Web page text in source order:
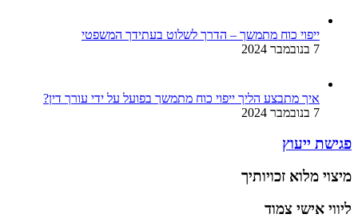
ייפוי כוח מתמשך – הדרך לשלוט בעתידך המשפטי
7 בנובמבר 2024
איך מתבצע הליך ייפוי כוח מתמשך בפועל על ידי עורך דין?
7 בנובמבר 2024
פגישת ייעוץ
מיצוי מלוא זכויותיך
ליווי אישי צמוד